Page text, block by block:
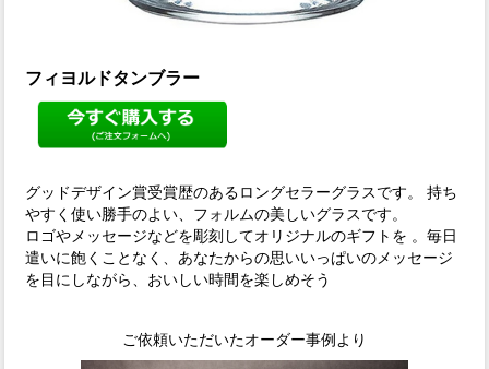
フィヨルドタンブラー
グッドデザイン賞受賞歴のあるロングセラーグラスです。 持ち
やすく使い勝手のよい、フォルムの美しいグラスです。
ロゴやメッセージなどを彫刻してオリジナルのギフトを 。毎日
遣いに飽くことなく、あなたからの思いいっぱいのメッセージ
を目にしながら、おいしい時間を楽しめそう
ご依頼いただいたオーダー事例より